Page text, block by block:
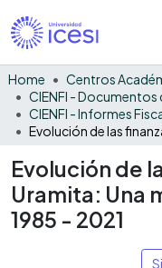
Home Centros
Evolución de
Uramita: Una
1985 - 2021